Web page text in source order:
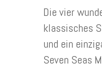
Die vier
klassisches
und ein
Seven Seas